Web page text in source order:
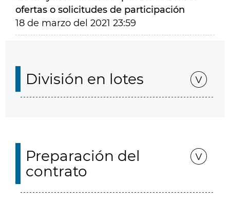
ofertas o solicitudes de participación
18 de marzo del 2021 23:59
División en lotes
Preparación del
contrato